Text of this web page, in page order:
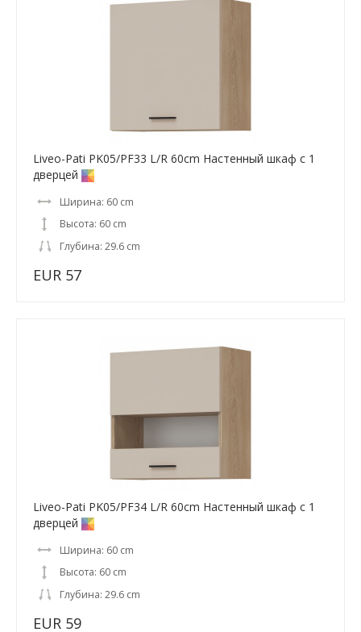
Liveo-Pati PK05/PF33 L/R 60cm Настенный шкаф с 1
дверцей
Ширина: 60 cm
Высота: 60 cm
Глубина: 29.6 cm
EUR 57
Liveo-Pati PK05/PF34 L/R 60cm Настенный шкаф с 1
дверцей
Ширина: 60 cm
Высота: 60 cm
Глубина: 29.6 cm
EUR 59